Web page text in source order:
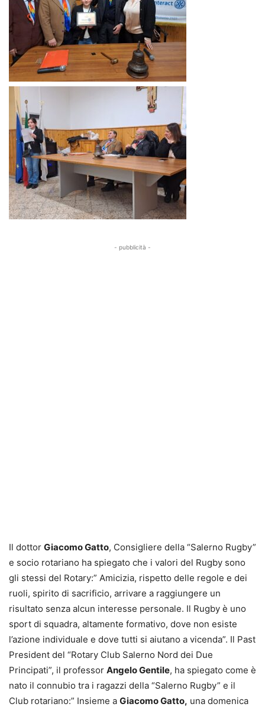
- pubblicità -
Il dottor Giacomo Gatto, Consigliere della “Salerno Rugby”
e socio rotariano ha spiegato che i valori del Rugby sono
gli stessi del Rotary:” Amicizia, rispetto delle regole e dei
ruoli, spirito di sacrificio, arrivare a raggiungere un
risultato senza alcun interesse personale. Il Rugby è uno
sport di squadra, altamente formativo, dove non esiste
l’azione individuale e dove tutti si aiutano a vicenda”. Il Past
President del “Rotary Club Salerno Nord dei Due
Principati”, il professor Angelo Gentile, ha spiegato come è
nato il connubio tra i ragazzi della “Salerno Rugby” e il
Club rotariano:” Insieme a Giacomo Gatto, una domenica